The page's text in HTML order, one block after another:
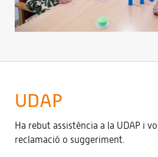
UDAP
Ha rebut assistència a la UDAP i
reclamació o suggeriment.